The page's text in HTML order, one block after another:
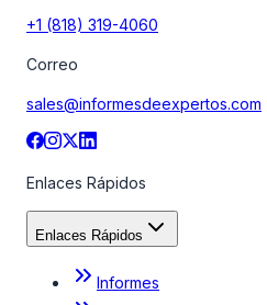
+1 (818) 319-4060
Correo
sales@informesdeexpertos.com
Enlaces Rápidos
Enlaces Rápidos
Informes